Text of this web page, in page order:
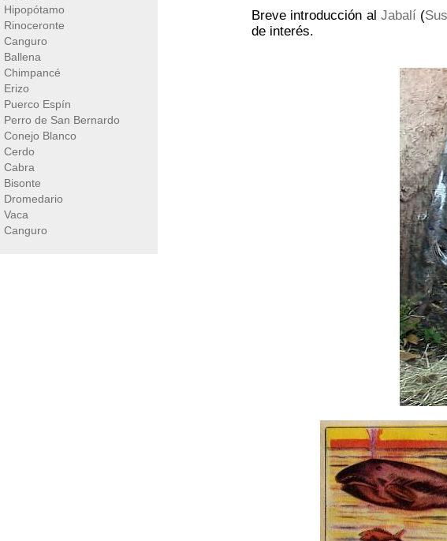
Hipopótamo
Rinoceronte
Canguro
Ballena
Chimpancé
Erizo
Puerco Espín
Perro de San Bernardo
Conejo Blanco
Cerdo
Cabra
Bisonte
Dromedario
Vaca
Canguro
Breve introducción al Jabalí(
de interés.